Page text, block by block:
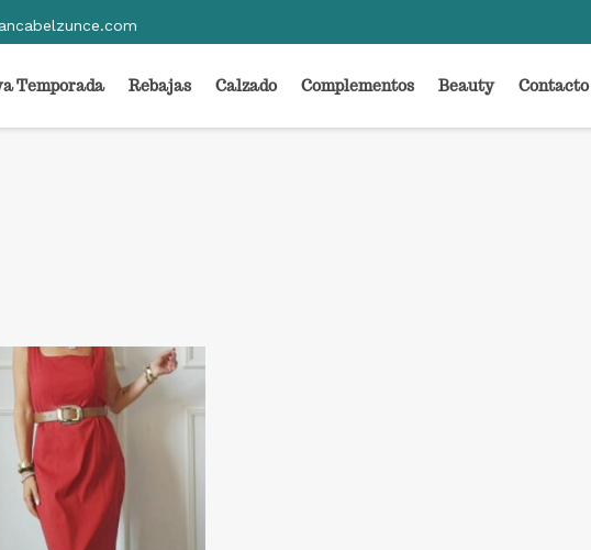
Temporada Rebajas Calzado Complementos Beauty Contacto